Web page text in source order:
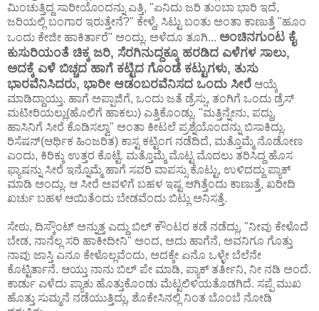
ಮಿಂಚುತ್ತಿದ್ದ ಸಾರೀಯೊಂದನ್ನು ಎತ್ತಿ, "ಏನಿದು ಜರಿ ತುಂಬಾ ಭಾರಿ ಇದೆ,
ಜರಿಯಲ್ಲಿ ಬಂಗಾರ ಇರುತ್ತೇನೆ?" ಕೇಳ್ದೆ, ಸಿಟ್ಟು ಬಂತು ಅಂತಾ ಕಾಣುತ್ತೆ "ಹೂಂ
ಒಂದು ಕೇಜೀ ಹಾಕಿರ್ತಾರೆ" ಅಂದ್ಲು. ಅಳೆದೂ ತೂಗಿ... ಅಂಚಿನಗುಂಟ ಕೈ
ಕುಸುರಿಯಂತೆ ಚಿಕ್ಕ ಜರಿ, ಸೆರಗಿನುದ್ದಕ್ಕೂ ಹರಡಿದ ಎಳೆಗಳ ಸಾಲು,
ಅದಕ್ಕೆ ಎಳೆ ಬಿಚ್ಚದ ಹಾಗೆ ಕಟ್ಟಿದ ಗೊಂಡೆ ಕಟ್ಟುಗಳು, ತುಸು
ಭಾರವೆನಿಸಿದರು, ಭಾರೀ ಆಡಂಬರವೆನಿಸದ ಒಂದು ಸೀರೆ ಆಯ್ಕೆ
ಮಾಡಿದ್ದಾಯ್ತು. ಹಾಗೆ ಅಪ್ಪಾಜಿಗೆ, ಒಂದು ಜತೆ ಡ್ರೆಸ್ಸು, ತಂಗಿಗೆ ಒಂದು ಡ್ರೆಸ್
ಮಟೀರಿಯಲ್ಲು(ಹೊಲಿಗೆ ಹಾಕಲು) ಎತ್ತಿಕೊಂಡ್ಲು. "ಮತ್ತಿನ್ನೇನು, ಪದ್ದು,
ಹಾಸಿನಿಗೆ ಸೀರೆ ಕೊಡಿಸಲ್ವಾ" ಅಂತಾ ಕೀಟಲೆ ಪ್ರಶ್ನೆಯೊಂದನ್ನು ಬಿಸಾಕಿದ್ಲು.
ರಿಸೆಷನ್(ಆರ್ಥಿಕ ಹಿಂಜರಿತ) ಕಾಸ್ಟ ಕಟ್ಟಿಂಗ ನಡೆದಿದೆ, ಮತ್ತೊಮ್ಮೆ ನೊಡೋಣ
ಎಂದು, ಕಿರಿಕ್ಕು ಉತ್ತರ ಕೊಟ್ಟೆ. ಮತ್ತೊಮ್ಮೆ ಮೊಟ್ಟ ಮೊದಲು ತರಿಸಿದ್ದ ಹೊಸ
ಫ್ಯಾಷನ್ನು ಸೀರೆ ಇನ್ನೊಮ್ಮೆ ಹಾಗೆ ಸವರಿ ವಾಪಸ್ಸು ಕೊಟ್ಟು, ಉಳಿದದ್ದು ಪ್ಯಾಕ್
ಮಾಡಿ ಅಂದ್ಲು. ಆ ಸೀರೆ ಅವಳಿಗೆ ಬಹಳ ಇಷ್ಟ ಆಗಿತ್ತೆಂದು ಕಾಣುತ್ತೆ, ಖರೀದಿ
ಖರ್ಚು ಬಹಳ ಆಯಿತೆಂದು ಬೇಡವೆಂದು ಬಿಟ್ಲು ಅನಿಸತ್ತೆ.
ಸೇಠು, ದಿಸ್ಕೌಂಟ್ ಅನ್ನುತ್ತ ಎದ್ದು ಬಿಲ್ ಕೌಂಟರ ಕಡೆ ನಡೆದ್ಲು, "ನೀವು ಕೇಳೊದೆ
ಬೇಡ, ನಾನೆಲ್ಲ ಸರಿ ಹಾಕೀದೀನಿ" ಅಂದ, ಅದು ಹಾಗೆನೆ, ಅವನಿಗೂ ಗೊತ್ತು
ನಾವು ಜಾಸ್ತಿ ಎನೂ ಕೇಳೊಲ್ಲವೆಂದು, ಅದಕ್ಕೇ ಏನೊ ಒಳ್ಳೇ ಬೆಲೆನೇ
ಕೊಟ್ಟಿರ್ತಾನೆ. ಆಯ್ತು ನಾನು ಬಿಲ್ ಪೇ ಮಾಡಿ, ಪ್ಯಾಕ್ ತರ್ತೀನಿ, ನೀ ನಡಿ ಅಂದೆ.
ಕಾರ್ಡು ಎಳೆದು ಪ್ಯಾಕು ಹೊತ್ತುಕೊಂಡು ಮೆಟ್ಟಲಿಳಿಯತೊಡಗಿದೆ. ಸಪ್ಪೆ ಮುಖ
ಹೊತ್ತು ಸುಮ್ಮನೆ ನಡೆಯುತ್ತಿದ್ಲು, ಶೊಕೇಸಿನಲ್ಲಿ ನಿಂತ ಬೊಂಬೆ ನೋಡಿ